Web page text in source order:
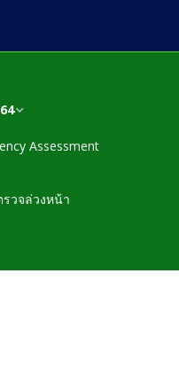
ข้อมูลพื้นฐาน
นโยบายและยุทธศาสตร์
ของหน่วยงาน
หน่วยงาน
EB1 หน่วยงานมีการ
กำหนดมาตรการ และวาง
จัดจ้างและการจัดหาพัสดุ
Assessment
วจล่วงหน้า